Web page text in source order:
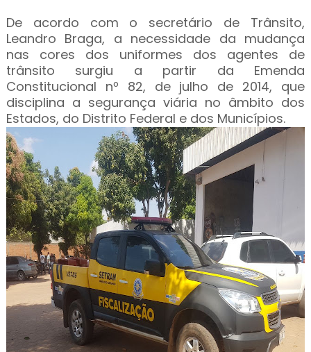
De acordo com o secretário de Trânsito,
Leandro Braga, a necessidade da mudança
nas cores dos uniformes dos agentes de
trânsito surgiu a partir da Emenda
Constitucional nº 82, de julho de 2014, que
disciplina a segurança viária no âmbito dos
Estados, do Distrito Federal e dos Municípios.